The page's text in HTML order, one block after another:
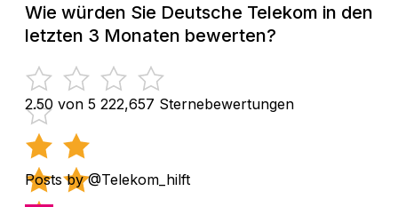
Wie würden Sie Deutsche Telekom in den
letzten 3 Monaten bewerten?
2.50 von 5 222,657 Sternebewertungen
Posts by @Telekom_hilft